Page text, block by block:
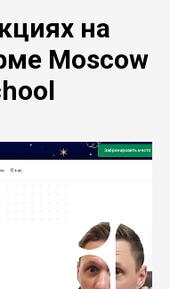
на
Moscow